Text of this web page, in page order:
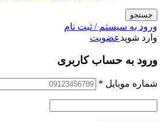
جستجو
ورود به سیستم / ثبت نام
وارد شویدعضویت
ورود به حساب کاربری
شماره موبایل *